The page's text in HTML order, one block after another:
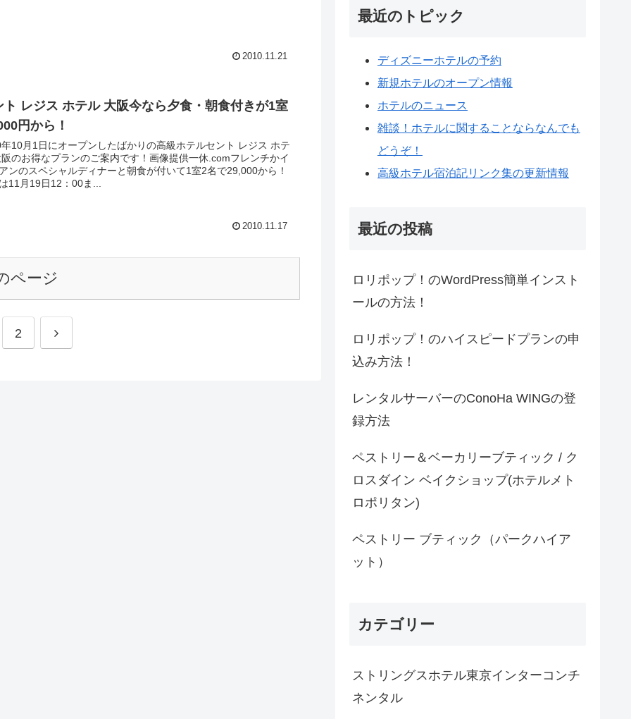
2010.11.21
ト レジス ホテル 大阪今なら夕食・朝食付きが1室
円から！
10月1日にオープンしたばかりの高級ホテルセント レジス ホテ
のお得なプランのご案内です！画像提供一休.comフレンチかイ
ンのスペシャルディナーと朝食が付いて1室2名で29,000から！
11月19日12：00ま...
2010.11.17
ページ
2
最近のトピック
ディズニーホテルの予約
新規ホテルのオープン情報
ホテルのニュース
雑談！ホテルに関することならなんでも
どうぞ！
高級ホテル宿泊記リンク集の更新情報
最近の投稿
ロリポップ！のWordPress簡単インスト
ールの方法！
ロリポップ！のハイスピードプランの申
込み方法！
レンタルサーバーのConoHa WINGの登
録方法
ペストリー＆ベーカリーブティック / ク
ロスダイン ベイクショップ(ホテルメト
ロポリタン)
ペストリー ブティック（パークハイア
ット）
カテゴリー
ストリングスホテル東京インターコンチ
ネンタル